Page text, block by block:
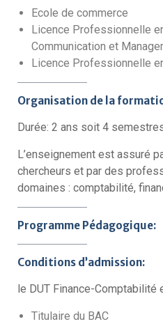
Ecole de commerce
Licence Professionnelle
Communication et
Licence Professionnelle
Organisation de la
Durée: 2 ans soit 4
L’enseignement est assuré
chercheurs et par des
domaines : comptabilité,
Programme Pédagogique:
Conditions d’admission:
le DUT Finance-Comptabilité
Titulaire du BAC